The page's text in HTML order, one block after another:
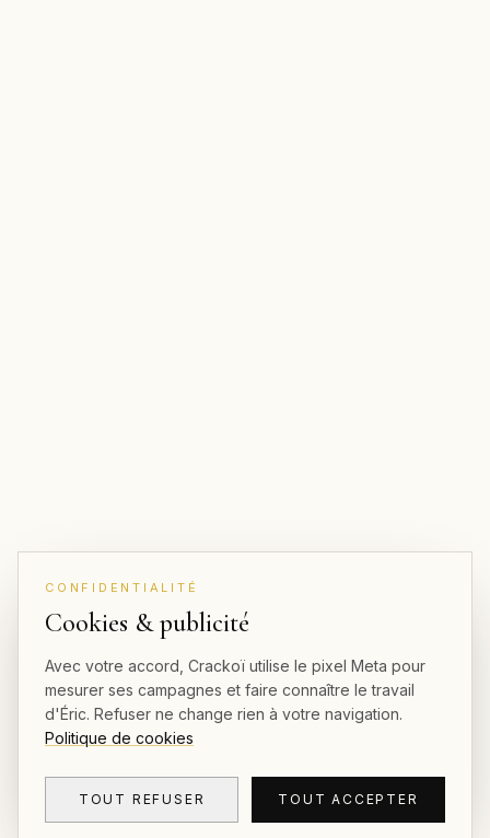
CONFIDENTIALITÉ
Cookies & publicité
Avec votre accord, Crackoï utilise le pixel Meta pour
mesurer ses campagnes et faire connaître le travail
d'Éric. Refuser ne change rien à votre navigation.
Politique de cookies
TOUT REFUSER TOUT ACCEPTER